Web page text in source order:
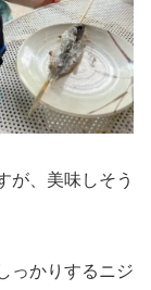
が、美味しそう
っかりするニジ